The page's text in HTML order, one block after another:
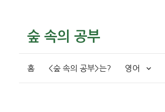
숲 속의 공부
홈 <숲 속의 공부>는? 영어